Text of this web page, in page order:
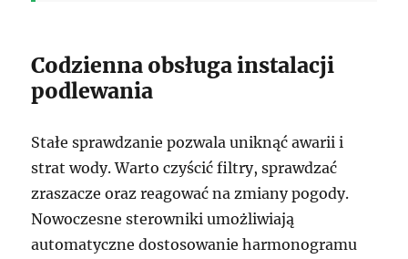
Codzienna obsługa instalacji
podlewania
Stałe sprawdzanie pozwala uniknąć awarii i
strat wody. Warto czyścić filtry, sprawdzać
zraszacze oraz reagować na zmiany pogody.
Nowoczesne sterowniki umożliwiają
automatyczne dostosowanie harmonogramu